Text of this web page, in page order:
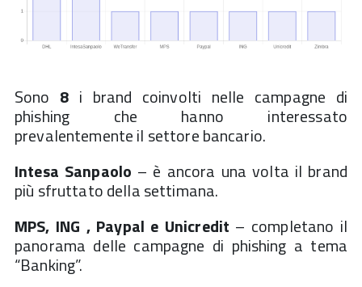
Sono 8 i brand coinvolti nelle campagne di
phishing che hanno interessato
prevalentemente il settore bancario.
Intesa Sanpaolo – è ancora una volta il brand
più sfruttato della settimana.
MPS, ING , Paypal e Unicredit – completano il
panorama delle campagne di phishing a tema
“Banking”.